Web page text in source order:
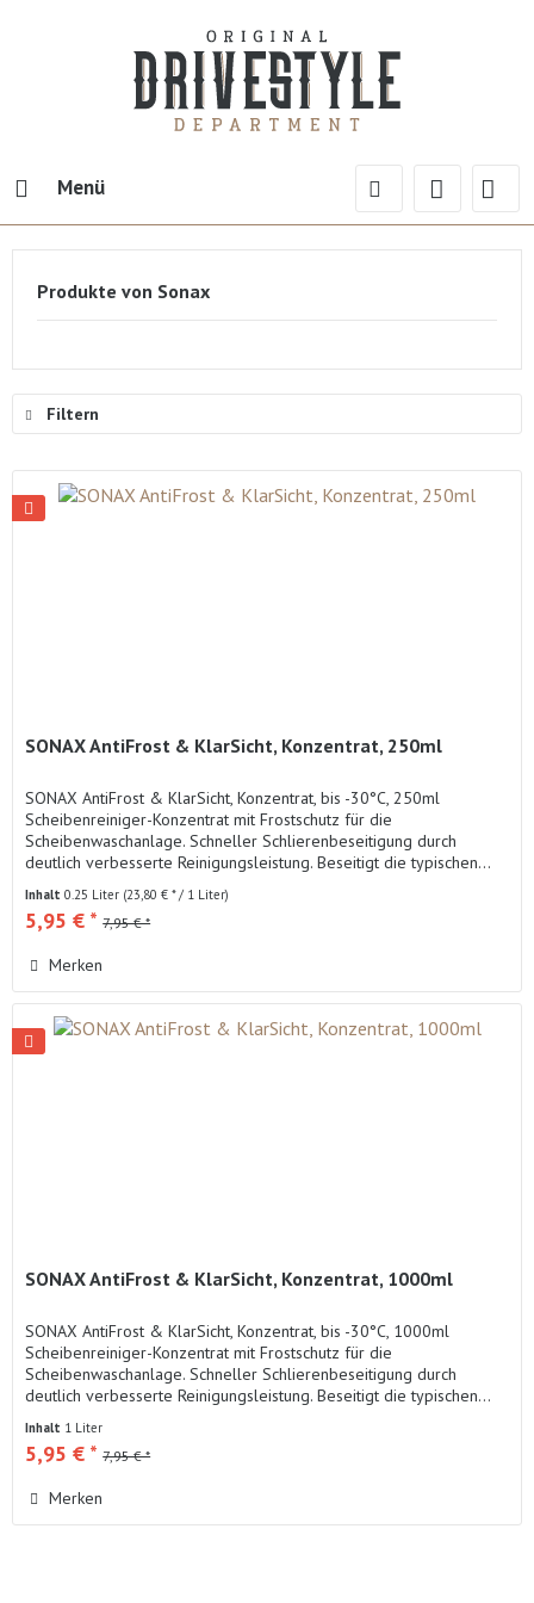
Menü
Produkte von Sonax
Filtern
SONAX AntiFrost & KlarSicht, Konzentrat, 250ml
SONAX AntiFrost & KlarSicht, Konzentrat, bis -30°C, 250ml
Scheibenreiniger-Konzentrat mit Frostschutz für die
Scheibenwaschanlage. Schneller Schlierenbeseitigung durch
deutlich verbesserte Reinigungsleistung. Beseitigt die typischen...
Inhalt0.25 Liter (23,80 € * / 1 Liter)
5,95 € * 7,95 € *
Merken
SONAX AntiFrost & KlarSicht, Konzentrat, 1000ml
SONAX AntiFrost & KlarSicht, Konzentrat, bis -30°C, 1000ml
Scheibenreiniger-Konzentrat mit Frostschutz für die
Scheibenwaschanlage. Schneller Schlierenbeseitigung durch
deutlich verbesserte Reinigungsleistung. Beseitigt die typischen...
Inhalt 1 Liter
5,95 € * 7,95 € *
Merken